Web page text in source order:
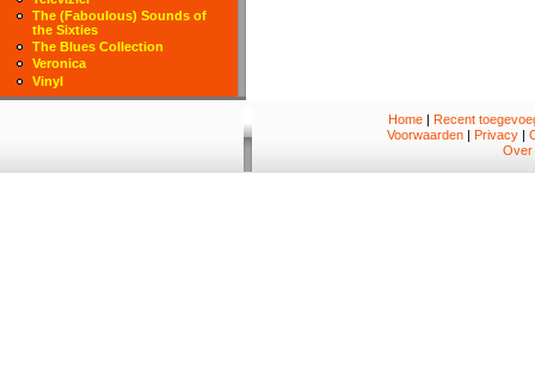
The (Faboulous) Sounds of
the Sixties
The Blues Collection
Veronica
Vinyl
Home|
Recent
Voorwaarden
Privacy
Over